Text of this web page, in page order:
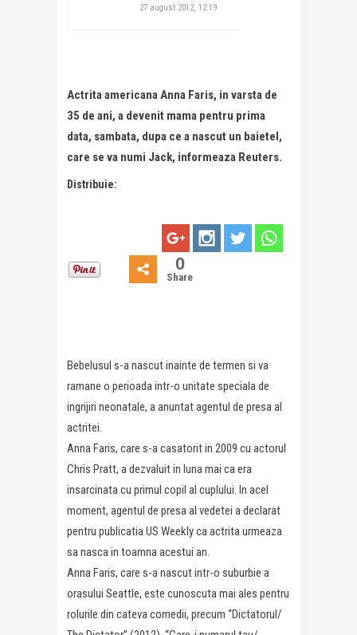
27 august 2012, 12:19
Actrita americana Anna Faris, in varsta de
35 de ani, a devenit mama pentru prima
data, sambata, dupa ce a nascut un baietel,
care se va numi Jack, informeaza Reuters.
Distribuie:
0
Share
Bebelusul s-a nascut inainte de termen si va
ramane o perioada intr-o unitate speciala de
ingrijiri neonatale, a anuntat agentul de presa al
actritei.
Anna Faris, care s-a casatorit in 2009 cu actorul
Chris Pratt, a dezvaluit in luna mai ca era
insarcinata cu primul copil al cuplului. In acel
moment, agentul de presa al vedetei a declarat
pentru publicatia US Weekly ca actrita urmeaza
sa nasca in toamna acestui an.
Anna Faris, care s-a nascut intr-o suburbie a
orasului Seattle, este cunoscuta mai ales pentru
rolurile din cateva comedii, precum “Dictatorul/